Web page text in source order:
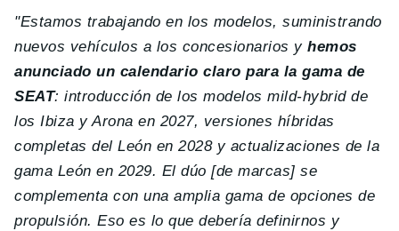
"Estamos trabajando en los modelos, suministrando
nuevos vehículos a los concesionarios yhemos
anunciado un calendario claro para la gama de
SEAT: introducción de los modelos mild-hybrid de
los Ibiza y Arona en 2027, versiones híbridas
completas del León en 2028 y actualizaciones de la
gama León en 2029. El dúo [de marcas] se
complementa con una amplia gama de opciones de
propulsión. Eso es lo que debería definirnos y